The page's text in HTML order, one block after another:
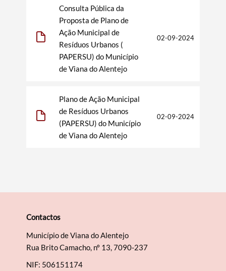
Termo de Pesquisa
Consulta Pública da
Proposta de Plano de
Ação Municipal de
Resíduos Urbanos (
PAPERSU) do Município
de Viana do Alentejo
02-09-2024
Plano de Ação Municipal
de Resíduos Urbanos
(PAPERSU) do Município
de Viana do Alentejo
02-09-2024
Contactos
Município de Viana do Alentejo
Rua Brito Camacho, nº 13, 7090-237
NIF: 506151174